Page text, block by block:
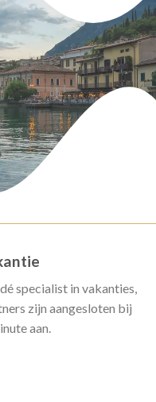
specialist in vakanties,
zijn aangesloten bij
aan.